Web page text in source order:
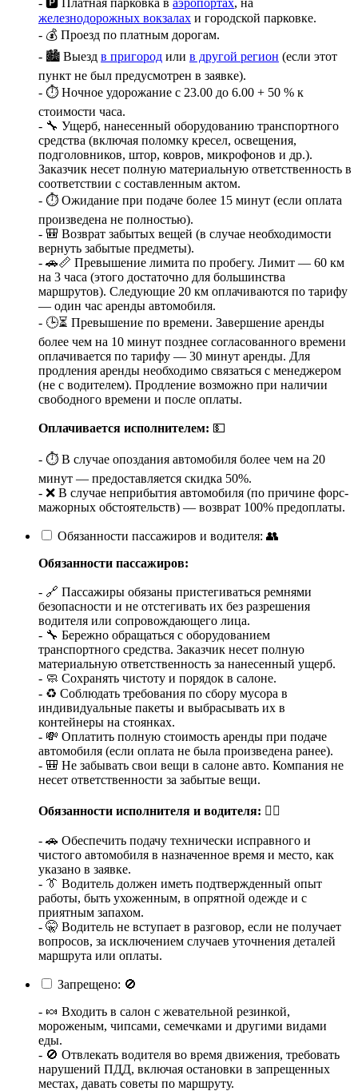
железнодорожных вокзалах и городской парковке.
- 💰 Проезд по платным дорогам.
- 🏙️ Выезд в пригород или в другой регион (если этот
пункт не был предусмотрен в заявке).
- ⏱️ Ночное удорожание с 23.00 до 6.00 + 50 % к
стоимости часа.
- 🔧 Ущерб, нанесенный оборудованию транспортного
средства (включая поломку кресел, освещения,
подголовников, штор, ковров, микрофонов и др.).
Заказчик несет полную материальную ответственность в
соответствии с составленным актом.
- ⏱️ Ожидание при подаче более 15 минут (если оплата
произведена не полностью).
- 🎒 Возврат забытых вещей (в случае необходимости
вернуть забытые предметы).
- 🚗📏 Превышение лимита по пробегу. Лимит — 60 км
на 3 часа (этого достаточно для большинства
маршрутов). Следующие 20 км оплачиваются по тарифу
— один час аренды автомобиля.
- 🕒⏳ Превышение по времени. Завершение аренды
более чем на 10 минут позднее согласованного времени
оплачивается по тарифу — 30 минут аренды. Для
продления аренды необходимо связаться с менеджером
(не с водителем). Продление возможно при наличии
свободного времени и после оплаты.
Оплачивается исполнителем: 💵
- ⏱️ В случае опоздания автомобиля более чем на 20
минут — предоставляется скидка 50%.
- ❌ В случае неприбытия автомобиля (по причине форс-
мажорных обстоятельств) — возврат 100% предоплаты.
Обязанности пассажиров и водителя: 👥
Обязанности пассажиров:
- 🔗 Пассажиры обязаны пристегиваться ремнями
безопасности и не отстегивать их без разрешения
водителя или сопровождающего лица.
- 🔧 Бережно обращаться с оборудованием
транспортного средства. Заказчик несет полную
материальную ответственность за нанесенный ущерб.
- 🧼 Сохранять чистоту и порядок в салоне.
- ♻️ Соблюдать требования по сбору мусора в
индивидуальные пакеты и выбрасывать их в
контейнеры на стоянках.
- 💸 Оплатить полную стоимость аренды при подаче
автомобиля (если оплата не была произведена ранее).
- 🎒 Не забывать свои вещи в салоне авто. Компания не
несет ответственности за забытые вещи.
Обязанности исполнителя и водителя: 👨‍✈️
- 🚗 Обеспечить подачу технически исправного и
чистого автомобиля в назначенное время и место, как
указано в заявке.
- 👔 Водитель должен иметь подтвержденный опыт
работы, быть ухоженным, в опрятной одежде и с
приятным запахом.
- 🤫 Водитель не вступает в разговор, если не получает
вопросов, за исключением случаев уточнения деталей
маршрута или оплаты.
Запрещено: 🚫
- 🍬 Входить в салон с жевательной резинкой,
мороженым, чипсами, семечками и другими видами
еды.
- 🚫 Отвлекать водителя во время движения, требовать
нарушений ПДД, включая остановки в запрещенных
местах, давать советы по маршруту.